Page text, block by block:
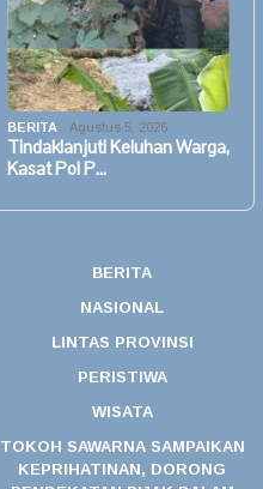
BERITA Agustus 5, 2026
Tindaklanjuti Keluhan Warga,
Kasat Pol P…
BERITA
NASIONAL
LINTAS PROVINSI
PERISTIWA
WISATA
TOKOH SAWARNA SAMPAIKAN
KEPRIHATINAN, DORONG